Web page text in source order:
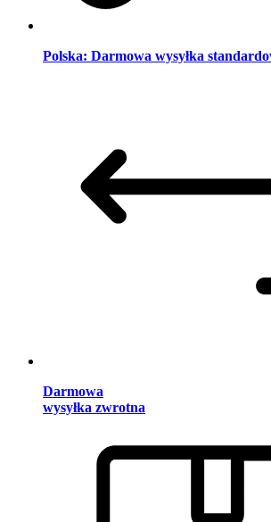
Polska: Darmowa wysyłka
Darmowa
wysyłka zwrotna